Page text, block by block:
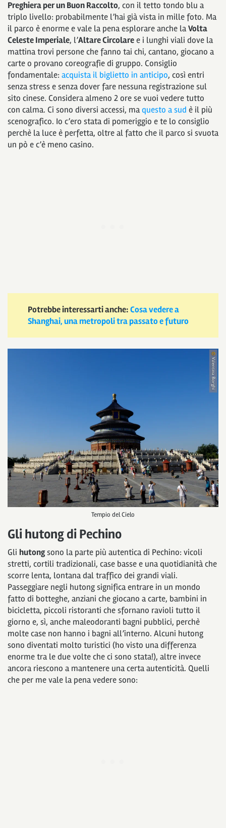
Preghiera per un Buon Raccolto, con il tetto tondo blu a
triplo livello: probabilmente l’hai già vista in mille foto. Ma
il parco è enorme e vale la pena esplorare anche laVolta
Celeste Imperiale, l’Altare Circolaree i lunghi viali dove la
mattina trovi persone che fanno tai chi, cantano, giocano a
carte o provano coreografie di gruppo. Consiglio
fondamentale: acquista il biglietto in anticipo, così entri
senza stress e senza dover fare nessuna registrazione sul
sito cinese. Considera almeno 2 ore se vuoi vedere tutto
con calma. Ci sono diversi accessi, maquesto a sud è il più
scenografico. Io c’ero stata di pomeriggio e te lo consiglio
perchè la luce è perfetta, oltre al fatto che il parco si svuota
un pò e c’è meno casino.
Potrebbe interessarti anche:Cosa vedere a
Shanghai, una metropoli tra passato e futuro
Tempio del Cielo
Gli hutong di Pechino
Gli hutongsono la parte più autentica di Pechino: vicoli
stretti, cortili tradizionali, case basse e una quotidianità che
scorre lenta, lontana dal traffico dei grandi viali.
Passeggiare negli hutong significa entrare in un mondo
fatto di botteghe, anziani che giocano a carte, bambini in
bicicletta, piccoli ristoranti che sfornano ravioli tutto il
giorno e, sì, anche maleodoranti bagni pubblici, perchè
molte case non hanno i bagni all’interno. Alcuni hutong
sono diventati molto turistici (ho visto una differenza
enorme tra le due volte che ci sono stata!), altre invece
ancora riescono a mantenere una certa autenticità. Quelli
che per me vale la pena vedere sono: